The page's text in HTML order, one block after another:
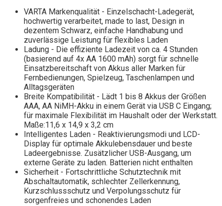
VARTA Markenqualität - Einzelschacht-Ladegerät,
hochwertig verarbeitet, made to last, Design in
dezentem Schwarz, einfache Handhabung und
zuverlässige Leistung für flexibles Laden
Ladung - Die effiziente Ladezeit von ca. 4 Stunden
(basierend auf 4x AA 1600 mAh) sorgt für schnelle
Einsatzbereitschaft von Akkus aller Marken für
Fernbedienungen, Spielzeug, Taschenlampen und
Alltagsgeräten
Breite Kompatibilität - Lädt 1 bis 8 Akkus der Größen
AAA, AA NiMH-Akku in einem Gerät via USB C Eingang;
für maximale Flexibilität im Haushalt oder der Werkstatt.
Maße:11,6 x 14,9 x 3,2 cm
Intelligentes Laden - Reaktivierungsmodi und LCD-
Display für optimale Akkulebensdauer und beste
Ladeergebnisse. Zusätzlicher USB-Ausgang, um
externe Geräte zu laden. Batterien nicht enthalten
Sicherheit - Fortschrittliche Schutztechnik mit
Abschaltautomatik, schlechter Zellerkennung,
Kurzschlussschutz und Verpolungsschutz für
sorgenfreies und schonendes Laden